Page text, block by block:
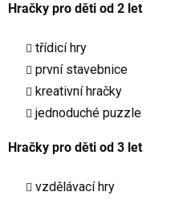
Hračky pro děti od 2 let
třídicí hry
první stavebnice
kreativní hračky
jednoduché puzzle
Hračky pro děti od 3 let
vzdělávací hry